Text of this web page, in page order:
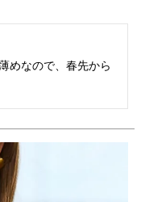
めなので、春先から